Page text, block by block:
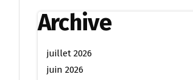
Archive
juillet 2026
juin 2026